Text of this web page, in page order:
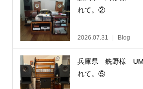
れて。②
2026.07.31 Blog
兵庫県 銑野様
れて。⑤